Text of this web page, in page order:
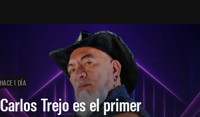
HACE 1 DÍA
Carlos Trejo es el primer